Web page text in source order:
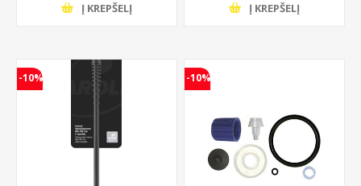
Į KREPŠELĮ Į KREPŠELĮ
-10% -10%